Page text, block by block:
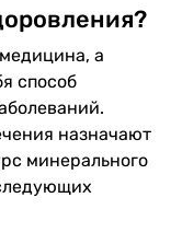
а
способ
назначают
минерального